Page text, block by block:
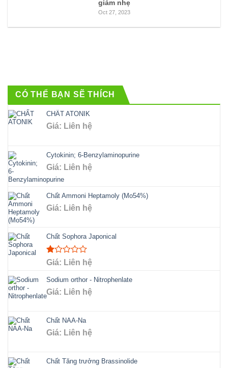
CÓ THỂ BẠN SẼ THÍCH
CHẤT ATONIK
Giá: Liên hệ
Cytokinin; 6-Benzylaminopurine
Giá: Liên hệ
Chất Ammoni Heptamoly (Mo54%)
Giá: Liên hệ
Chất Sophora Japonical
Rated
out
5
Giá: Liên hệ
Sodium orthor - Nitrophenlate
Giá: Liên hệ
Chất NAA-Na
Giá: Liên hệ
Chất Tăng trưởng Brassinolide
giảm nhẹ
Oct 27, 2023